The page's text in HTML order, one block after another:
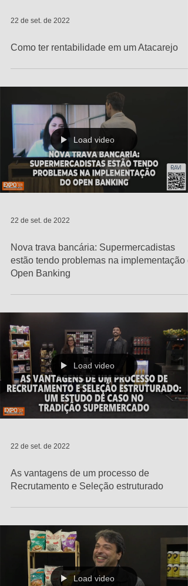
22 de set. de 2022
Como ter rentabilidade em um Atacarejo
Load video
22 de set. de 2022
Nova trava bancária: Supermercadistas
estão tendo problemas na implementação
Open Banking
Load video
22 de set. de 2022
As vantagens de um processo de
Recrutamento e Seleção estruturado
Load video